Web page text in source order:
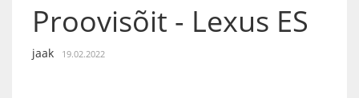
Proovisõit - Lexus ES
jaak 19.02.2022